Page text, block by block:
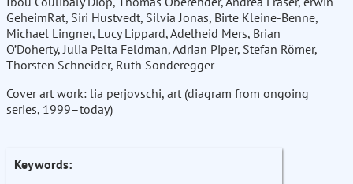
GeheimRat, Siri Hustvedt, Silvia Jonas, Birte Kleine-Benne,
Michael Lingner, Lucy Lippard, Adelheid Mers, Brian
O’Doherty, Julia Pelta Feldman, Adrian Piper, Stefan Römer,
Thorsten Schneider, Ruth Sonderegger
Cover art work: lia perjovschi, art (diagram from ongoing
series, 1999–today)
Keywords: